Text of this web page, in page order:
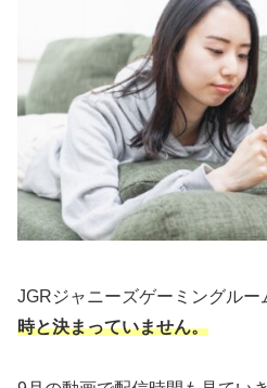
JGRジャニーズゲーミングルー
時と決まっていません。